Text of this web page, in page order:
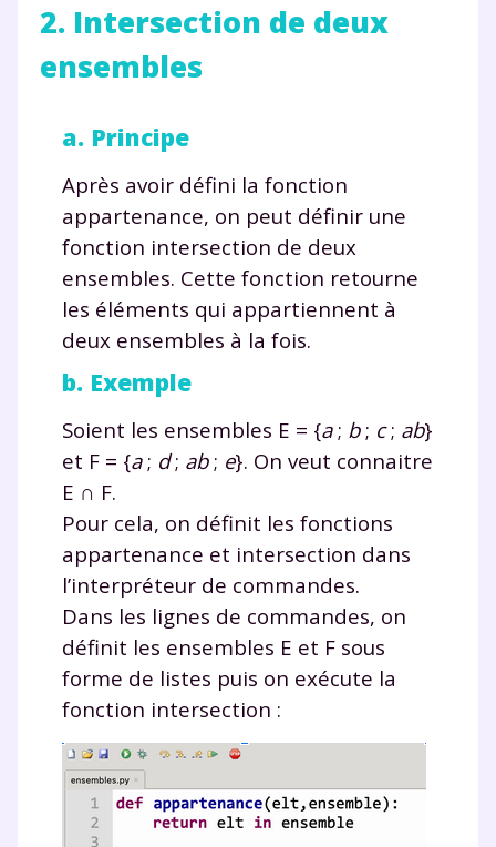
2. Intersection de deux
ensembles
a. Principe
Après avoir défini la fonction
appartenance, on peut définir une
fonction intersection de deux
ensembles. Cette fonction retourne
les éléments qui appartiennent à
deux ensembles à la fois.
b. Exemple
Soient les ensembles E = {a; b; c; ab}
et F = {a; d; ab; e}. On veut connaitre
E ∩ F.
Pour cela, on définit les fonctions
appartenance et intersection dans
l’interpréteur de commandes.
Dans les lignes de commandes, on
définit les ensembles E et F sous
forme de listes puis on exécute la
fonction intersection :